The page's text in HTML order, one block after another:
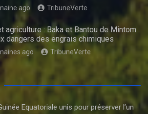
ago TribuneVerte
agriculture : Baka et Bantou de Mintom
dangers des engrais chimiques
ago TribuneVerte
Equatoriale unis pour préserver l’un